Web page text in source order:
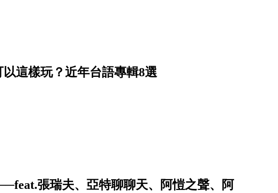
這樣玩？近年台語專輯8選
張瑞夫、亞特聊聊天、阿愷之聲、阿